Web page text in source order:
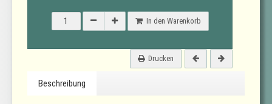
In den Warenkorb
Drucken
Beschreibung